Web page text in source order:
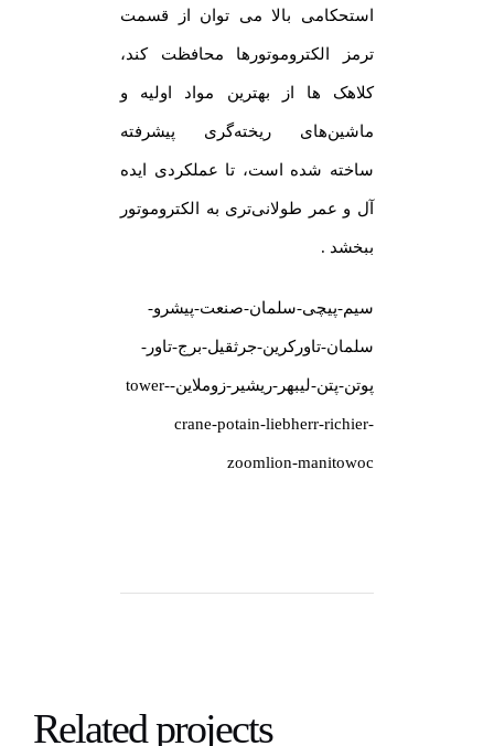
استحکامی بالا می توان از قسمت
ترمز الکتروموتورها محافظت کند،
کلاهک ها از بهترین مواد اولیه و
ماشین‌های ریخته‌گری پیشرفته
ساخته شده است، تا عملکردی ایده
آل و عمر طولانی‌تری به الکتروموتور
ببخشد .
سیم-پیچی-سلمان-صنعت-پیشرو-
سلمان-تاورکرین-جرثقیل-برج-تاور-
پوتن-پتن-لیبهر-ریشیر-زوملاین-tower-
crane-potain-liebherr-richier-
zoomlion-manitowoc
Related projects